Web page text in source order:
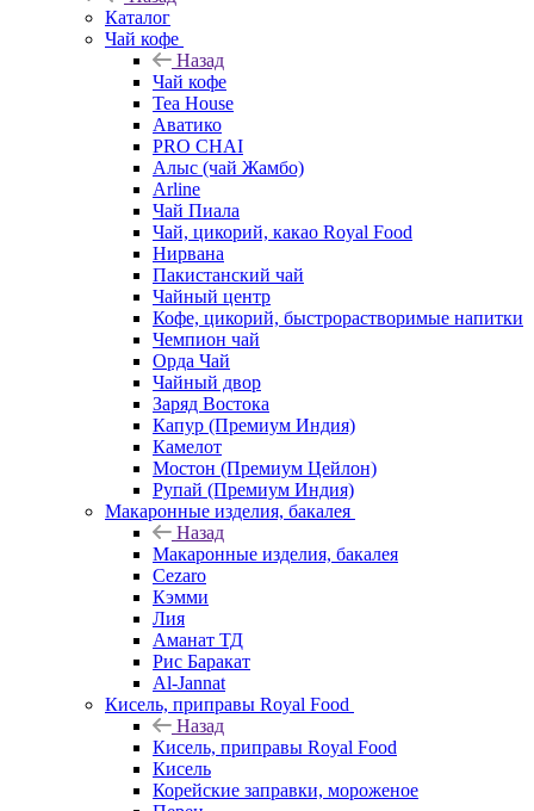
Каталог
Чай кофе
Назад
Чай кофе
Tea House
Аватико
PRO CHAI
Алыс (чай Жамбо)
Arline
Чай Пиала
Чай, цикорий, какао Royal Food
Нирвана
Пакистанский чай
Чайный центр
Кофе, цикорий, быстрорастворимые напитки
Чемпион чай
Орда Чай
Чайный двор
Заряд Востока
Капур (Премиум Индия)
Камелот
Мостон (Премиум Цейлон)
Рупай (Премиум Индия)
Макаронные изделия, бакалея
Назад
Макаронные изделия, бакалея
Cezaro
Кэмми
Лия
Аманат ТД
Рис Баракат
Al-Jannat
Кисель, приправы Royal Food
Назад
Кисель, приправы Royal Food
Кисель
Корейские заправки, мороженое